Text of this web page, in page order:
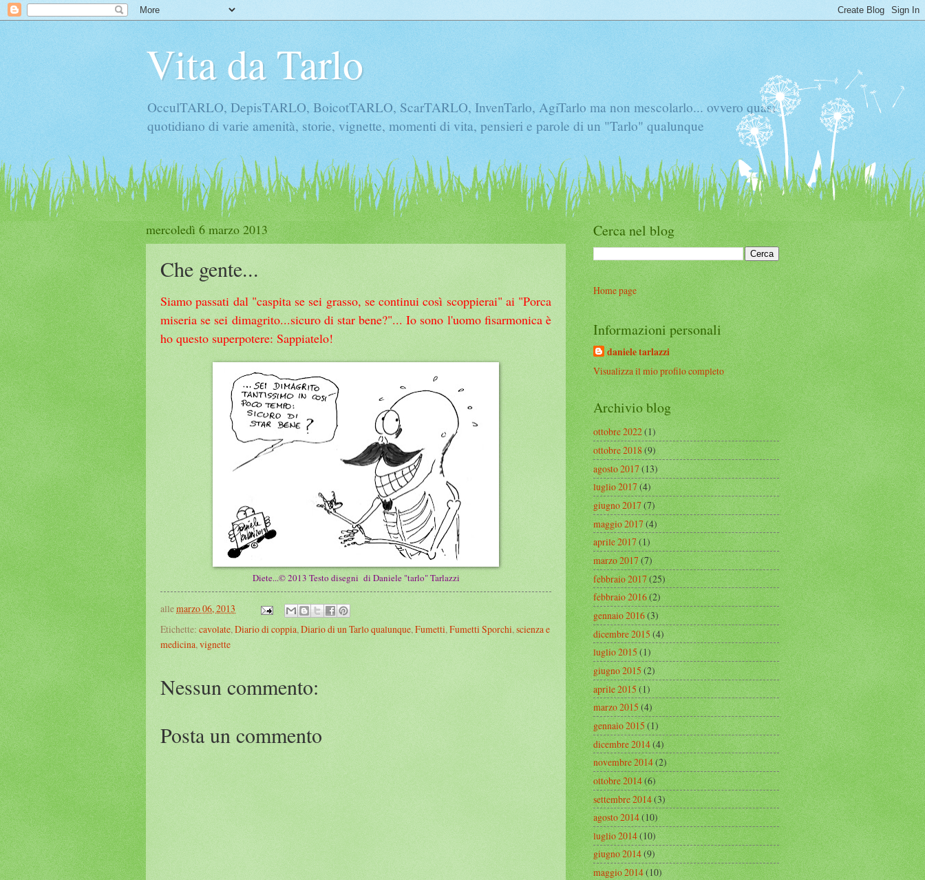
Vita da Tarlo
OcculTARLO, DepisTARLO, BoicotTARLO, ScarTARLO, InvenTarlo, AgiTarlo ma non mescolarlo... ovvero quasi
quotidiano di varie amenità, storie, vignette, momenti di vita, pensieri e parole di un "Tarlo" qualunque
mercoledì 6 marzo 2013
Che gente...
Siamo passati dal "caspita se sei grasso, se continui così scoppierai" ai "Porca
miseria se sei dimagrito...sicuro di star bene?"... Io sono l'uomo fisarmonica è
ho questo superpotere: Sappiatelo!
Diete...© 2013 Testo disegni di Daniele "tarlo" Tarlazzi
allemarzo 06, 2013
Etichette: cavolate, Diario di coppia, Diario di un Tarlo qualunque, Fumetti, Fumetti Sporchi, scienza e
medicina, vignette
Nessun commento:
Posta un commento
Cerca nel blog
Home page
Informazioni personali
daniele tarlazzi
Visualizza il mio profilo completo
Archivio blog
ottobre 2022(1)
ottobre 2018(9)
agosto 2017(13)
luglio 2017(4)
giugno 2017(7)
maggio 2017(4)
aprile 2017(1)
marzo 2017(7)
febbraio 2017(25)
febbraio 2016(2)
gennaio 2016(3)
dicembre 2015(4)
luglio 2015(1)
giugno 2015(2)
aprile 2015(1)
marzo 2015(4)
gennaio 2015(1)
dicembre 2014(4)
novembre 2014(2)
ottobre 2014(6)
settembre 2014(3)
agosto 2014(10)
luglio 2014(10)
giugno 2014(9)
maggio 2014(10)